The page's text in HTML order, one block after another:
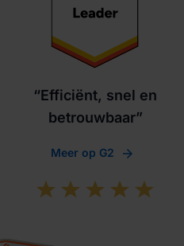
“Efficiënt, snel en
betrouwbaar”
Meer op G2